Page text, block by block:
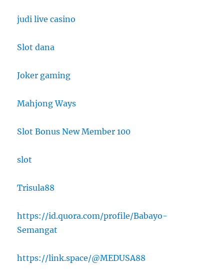
judi live casino
Slot dana
Joker gaming
Mahjong Ways
Slot Bonus New Member 100
slot
Trisula88
https://id.quora.com/profile/Babayo-
Semangat
https://link.space/@MEDUSA88